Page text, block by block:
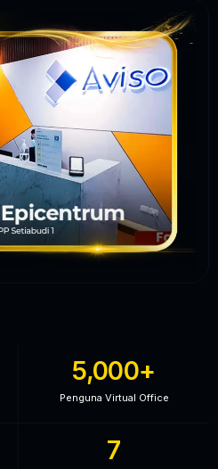
Penguna Virtual Office
5,000+
7